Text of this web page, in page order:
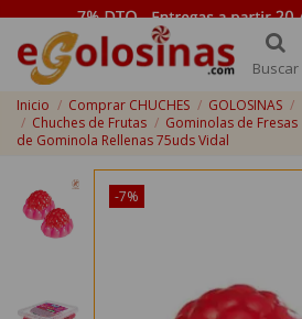
Buscar
Inicio Comprar CHUCHES GOLOSINAS
Chuches de Frutas
Gominolas de Fresas
de Gominola Rellenas 75uds Vidal
-7%